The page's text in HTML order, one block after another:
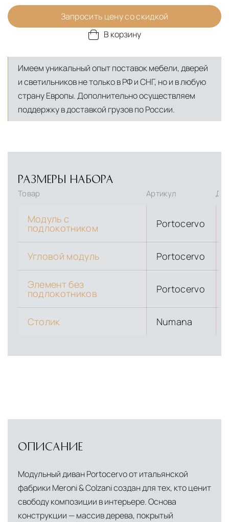
Запросить цену со скидкой
В корзину
Имеем уникальный опыт поставок мебели, дверей
и светильников не только в РФ и СНГ, но и в любую
страну Европы. Дополнительно осуществляем
поддержку в доставкой грузов по России.
РАЗМЕРЫ НАБОРА
Товар Артикул
Модуль с
подлокотником Portocervo
Угловой модуль Portocervo
Элемент без
подлокотников Portocervo
Столик Numana
ОПИСАНИЕ
Модульный диван Portocervo от итальянской
фабрики Meroni & Colzani создан для тех, кто ценит
свободу композиции в интерьере. Основа
конструкции — массив дерева, покрытый